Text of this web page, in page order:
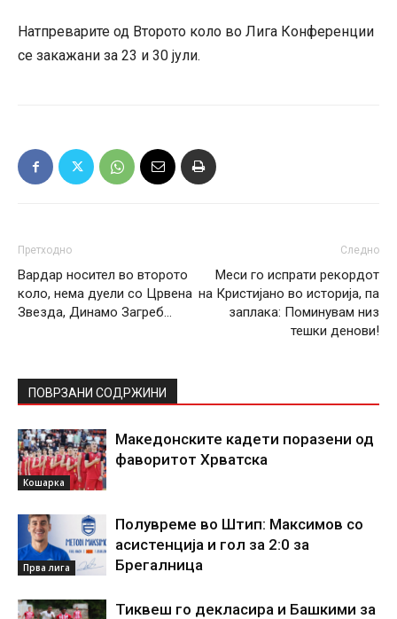
Натпреварите од Второто коло во Лига Конференции
се закажани за 23 и 30 јули.
Претходно
Вардар носител во второто
коло, нема дуели со Црвена
Звезда, Динамо Загреб…
Следно
Меси го испрати рекордот
на Кристијано во историја, па
заплака: Поминувам низ
тешки денови!
ПОВРЗАНИ СОДРЖИНИ
Кошарка
Македонските кадети поразени од
фаворитот Хрватска
Прва лига
Полувреме во Штип: Максимов со
асистенција и гол за 2:0 за
Брегалница
Тиквеш го декласира и Башкими за